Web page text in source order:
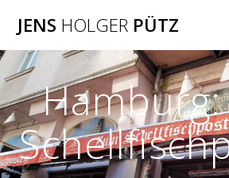
Inhalt
JENS HOLGER PÜTZ